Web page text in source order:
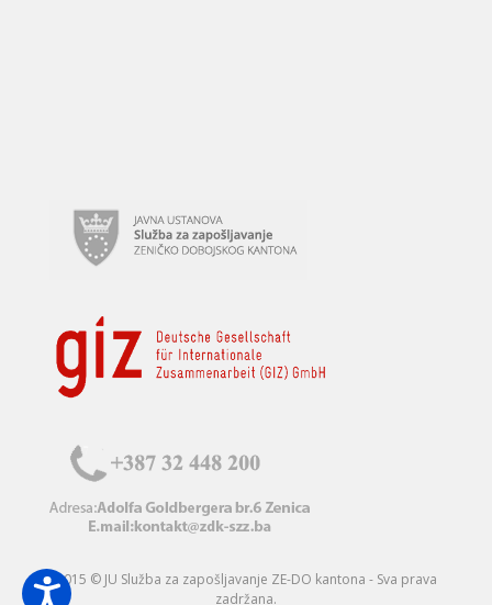
2015 © JU Služba za zapošljavanje ZE-DO kantona - Sva prava
zadržana.